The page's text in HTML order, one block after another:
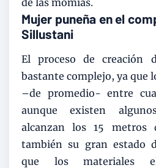
Mujer puneña en el
Sillustani
El proceso de creación
bastante complejo, ya que
–de promedio- entre
aunque existen
alcanzan los 15 metros
también su gran estado
que los materiales